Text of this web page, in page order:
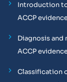
Introduction
ACCP
Diagnosis and
ACCP
Classification